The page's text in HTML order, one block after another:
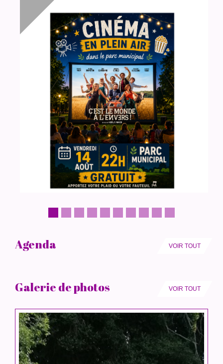
Agenda VOIR TOUT
Galerie de photos VOIR TOUT